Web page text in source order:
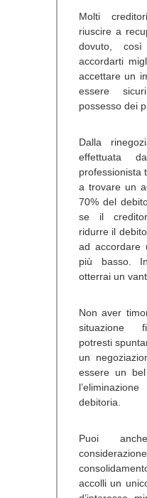
Molti
riuscire a
dovuto,
accordarti
accettare un
essere
possesso dei
Dalla
effettuata
professionista
a trovare un
70% del
se il
ridurre il
ad accordare
più basso.
otterrai un
Non aver
situazione
potresti
un
essere un
debitoria.
Puoi
accolli un